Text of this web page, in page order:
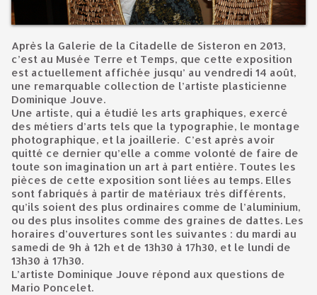
Après la Galerie de la Citadelle de Sisteron en 2013,
c’est au Musée Terre et Temps, que cette exposition
est actuellement affichée jusqu’ au vendredi 14 août,
une remarquable collection de l’artiste plasticienne
Dominique Jouve.
Une artiste, qui a étudié les arts graphiques, exercé
des métiers d’arts tels que la typographie, le montage
photographique, et la joaillerie. C’est après avoir
quitté ce dernier qu’elle a comme volonté de faire de
toute son imagination un art à part entière. Toutes les
pièces de cette exposition sont liées au temps. Elles
sont fabriqués à partir de matériaux très différents,
qu’ils soient des plus ordinaires comme de l’aluminium,
ou des plus insolites comme des graines de dattes. Les
horaires d’ouvertures sont les suivantes : du mardi au
samedi de 9h à 12h et de 13h30 à 17h30, et le lundi de
13h30 à 17h30.
L’artiste Dominique Jouve répond aux questions de
Mario Poncelet.